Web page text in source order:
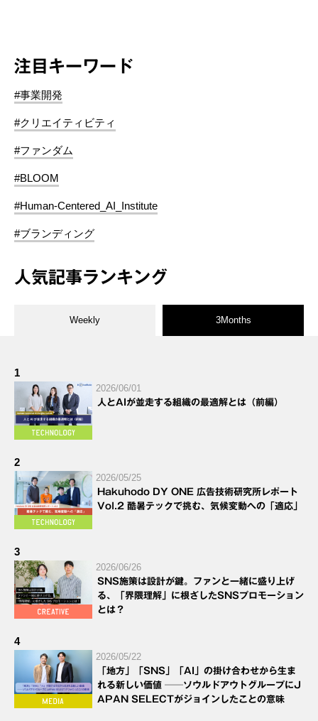
注目キーワード
#事業開発
#クリエイティビティ
#ファンダム
#BLOOM
#Human-Centered_AI_Institute
#ブランディング
人気記事ランキング
Weekly 3Months
1
2026/06/01
人とAIが並走する組織の最適解とは（前編）
2
2026/05/25
Hakuhodo DY ONE 広告技術研究所レポート
Vol.2 酷暑テックで挑む、気候変動への「適応」
3
2026/06/26
SNS施策は設計が鍵。ファンと一緒に盛り上げ
る、「界隈理解」に根ざしたSNSプロモーション
とは？
4
2026/05/22
「地方」「SNS」「AI」の掛け合わせから生ま
れる新しい価値 ──ソウルドアウトグループにJ
APAN SELECTがジョインしたことの意味